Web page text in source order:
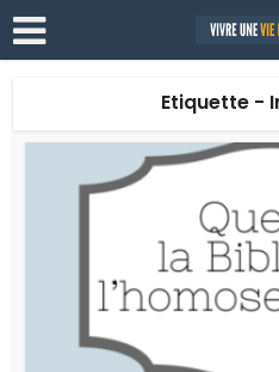
Etiquette -